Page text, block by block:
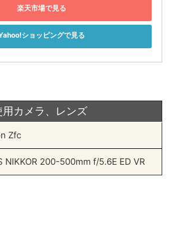
楽天市場で見る
ショッピングで見る
用カメラ、レンズ
Zfc
NIKKOR 200-500mm f/5.6E ED VR